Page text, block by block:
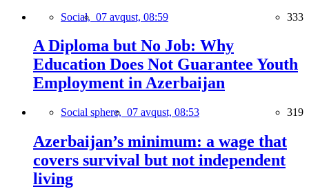
Social, 07 avqust, 08:59 333
A Diploma but No Job: Why
Education Does Not Guarantee Youth
Employment in Azerbaijan
Social sphere, 07 avqust, 08:53 319
Azerbaijan’s minimum: a wage that
covers survival but not independent
living